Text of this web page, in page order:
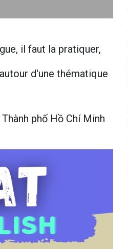
il faut la pratiquer,
d'une thématique
phố Hồ Chí Minh